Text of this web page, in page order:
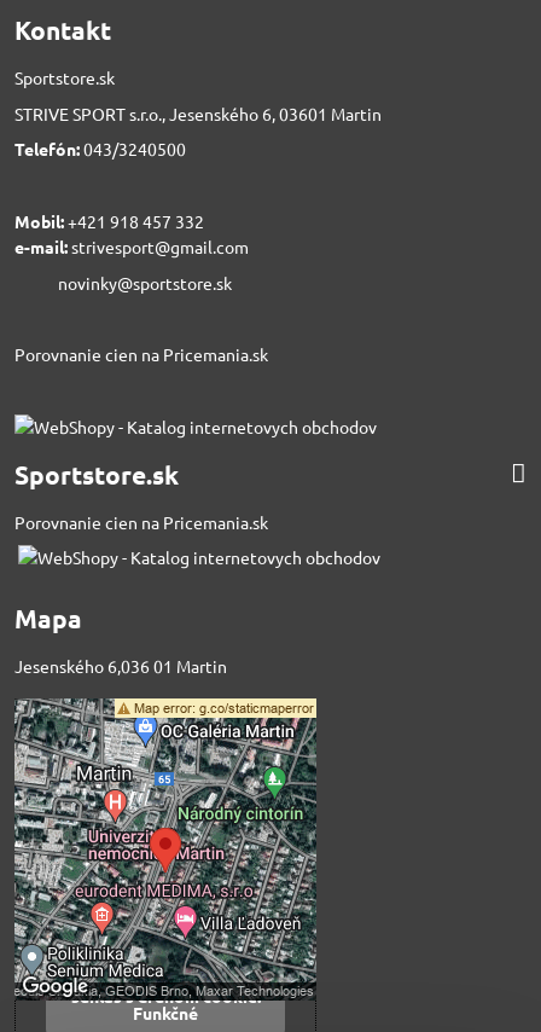
Kontakt
Sportstore.sk
STRIVE SPORT s.r.o., Jesenského 6, 03601 Martin
Telefón:043/3240500
Mobil:+421 918 457 332
e-mail:strivesport@gmail.com
novinky@sportstore.sk
Porovnanie cien na Pricemania.sk
Sportstore.sk
Porovnanie cien na Pricemania.sk
Mapa
Jesenského 6,036 01 Martin
Externý obsah je
blokovaný Voľbami
súkromia
Prajete si načítať externý obsah?
Povoliť tentokrát
Povoliť a zapamätať -
súhlas s druhom cookie:
Funkčné